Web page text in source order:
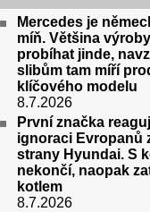
Mercedes je
míň. Většina
probíhat jinde,
slibům tam míří
klíčového modelu
8.7.2026
První značka
ignoraci Evropanů
strany Hyundai. S
nekončí, naopak
kotlem
8.7.2026